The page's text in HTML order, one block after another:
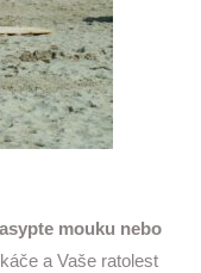
mouku nebo
a Vaše ratolest